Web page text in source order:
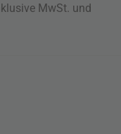
MwSt. und